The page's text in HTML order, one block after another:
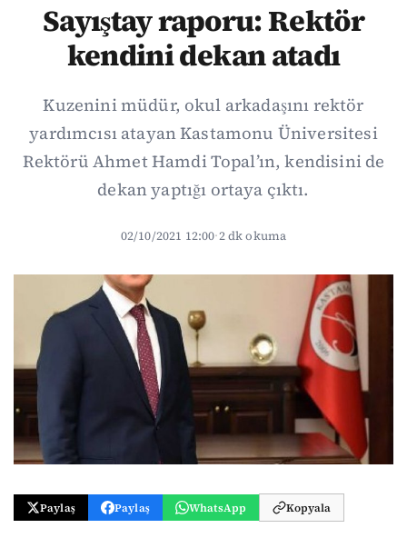
Sayıştay raporu: Rektör
kendini dekan atadı
Kuzenini müdür, okul arkadaşını rektör
yardımcısı atayan Kastamonu Üniversitesi
Rektörü Ahmet Hamdi Topal’ın, kendisini de
dekan yaptığı ortaya çıktı.
02/10/2021 12:00·2 dk okuma
Paylaş Paylaş WhatsApp Kopyala